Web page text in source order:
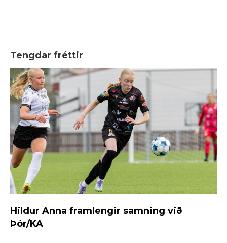
Tengdar fréttir
Hildur Anna framlengir samning við
Þór/KA